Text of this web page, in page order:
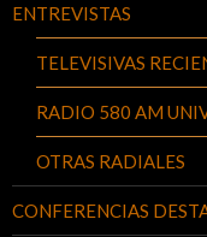
ENTREVISTAS
TELEVISIVAS
RADIO 580 AM
OTRAS RADIALES
CONFERENCIAS